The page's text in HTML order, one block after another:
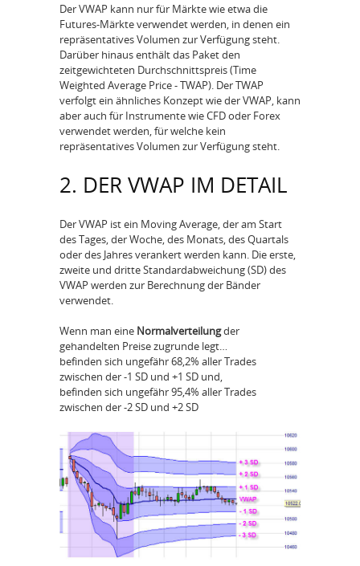
Der VWAP kann nur für Märkte wie etwa die
Futures-Märkte verwendet werden, in denen ein
repräsentatives Volumen zur Verfügung steht.
Darüber hinaus enthält das Paket den
zeitgewichteten Durchschnittspreis (Time
Weighted Average Price - TWAP). Der TWAP
verfolgt ein ähnliches Konzept wie der VWAP, kann
aber auch für Instrumente wie CFD oder Forex
verwendet werden, für welche kein
repräsentatives Volumen zur Verfügung steht.
2. DER VWAP IM DETAIL
Der VWAP ist ein Moving Average, der am Start
des Tages, der Woche, des Monats, des Quartals
oder des Jahres verankert werden kann. Die erste,
zweite und dritte Standardabweichung (SD) des
VWAP werden zur Berechnung der Bänder
verwendet.
Wenn man eine Normalverteilungder
gehandelten Preise zugrunde legt…
befinden sich ungefähr 68,2% aller Trades
zwischen der -1 SD und +1 SD und,
befinden sich ungefähr 95,4% aller Trades
zwischen der -2 SD und +2 SD